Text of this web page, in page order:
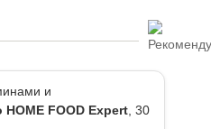
и
HOME FOOD Expert, 30